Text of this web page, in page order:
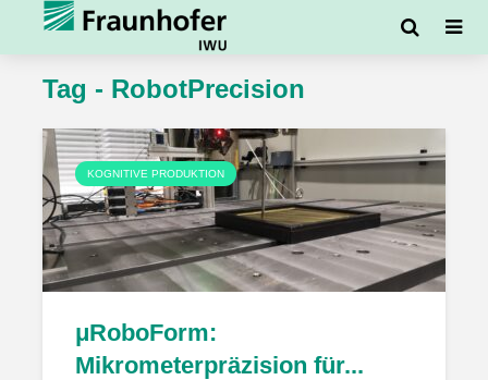
Tag - RobotPrecision
KOGNITIVE PRODUKTION
μRoboForm:
Mikrometerpräzision für...